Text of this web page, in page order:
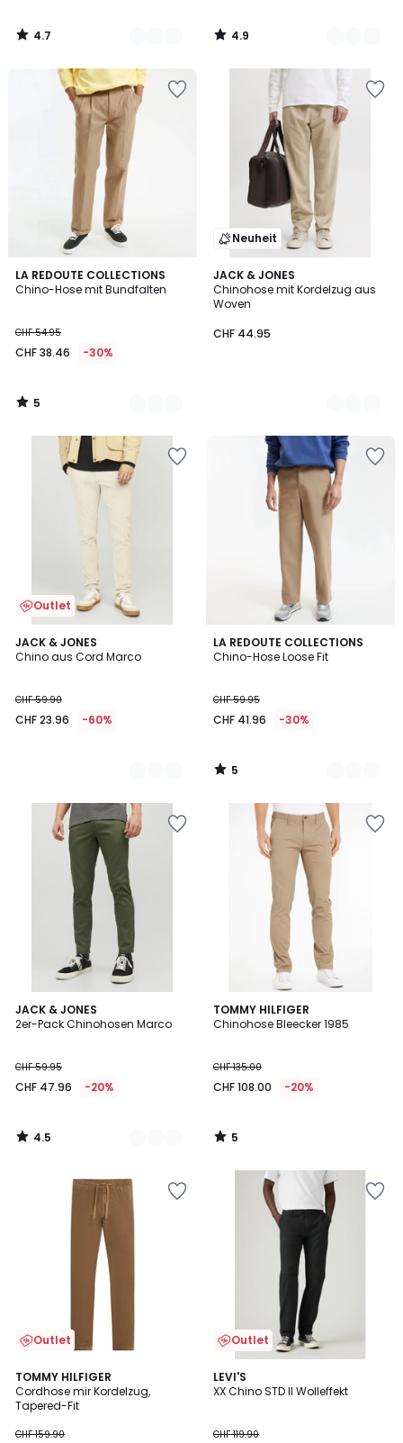
4.7
/
4.9
/
LA REDOUTE COLLECTIONS
Chino-Hose mit Bundfalten
CHF 54.95
CHF 38.46 -30%
5
/
3
Farben
5
/
Neuheit
JACK & JONES
Chinohose mit Kordelzug aus
Woven
CHF 44.95
2
Farben
Outlet
JACK & JONES
Chino aus Cord Marco
CHF 59.90
CHF 23.96 -60%
2
Farben
LA REDOUTE COLLECTIONS
Chino-Hose Loose Fit
CHF 59.95
CHF 41.96 -30%
5
/
3
Farben
5
/
JACK & JONES
2er-Pack Chinohosen Marco
CHF 59.95
CHF 47.96 -20%
4.5
/ 5
2
Farben
4.5
/
TOMMY HILFIGER
Chinohose Bleecker 1985
CHF 135.00
CHF 108.00 -20%
5
/
5
/
Outlet
TOMMY HILFIGER
Cordhose mir Kordelzug,
Tapered-Fit
CHF 159.90
Outlet
LEVI'S
XX Chino STD II Wolleffekt
CHF 119.90
4.7
/ 5
2
Farben